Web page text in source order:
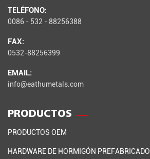
TELÉFONO:
0086 - 532 - 88256388
FAX:
0532-88256399
EMAIL:
info@eathumetals.com
PRODUCTOS
PRODUCTOS OEM
HARDWARE DE HORMIGÓN PREFABRICADO